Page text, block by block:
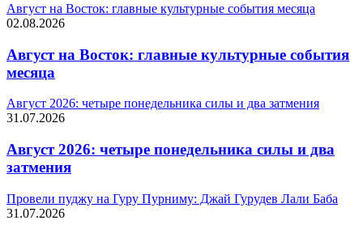
Август на Восток: главные культурные события месяца
02.08.2026
Август на Восток: главные культурные события
месяца
Август 2026: четыре понедельника силы и два затмения
31.07.2026
Август 2026: четыре понедельника силы и два
затмения
Провели пуджу на Гуру Пурниму: Джай Гурудев Лали Баба
31.07.2026